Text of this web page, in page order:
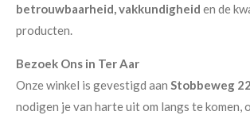
betrouwbaarheid, vakkundigheid en de
producten.
Bezoek Ons in Ter Aar
Onze winkel is gevestigd aan Stobbeweg
nodigen je van harte uit om langs te komen,